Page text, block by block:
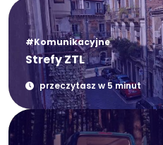
#Komunikacyjne
Strefy ZTL
przeczytasz w 5 minut